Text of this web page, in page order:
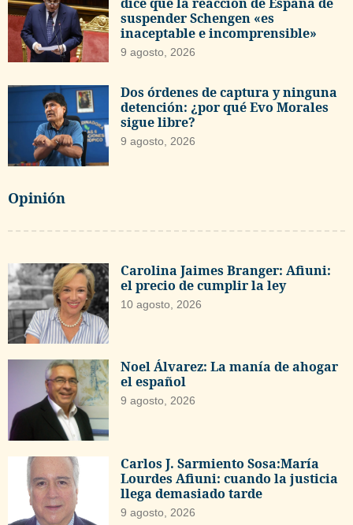
suspender Schengen «es
inaceptable e incomprensible»
9 agosto, 2026
Dos órdenes de captura y ninguna
detención: ¿por qué Evo Morales
sigue libre?
9 agosto, 2026
Opinión
Carolina Jaimes Branger: Afiuni:
el precio de cumplir la ley
10 agosto, 2026
Noel Álvarez: La manía de ahogar
el español
9 agosto, 2026
Carlos J. Sarmiento Sosa:María
Lourdes Afiuni: cuando la justicia
llega demasiado tarde
9 agosto, 2026